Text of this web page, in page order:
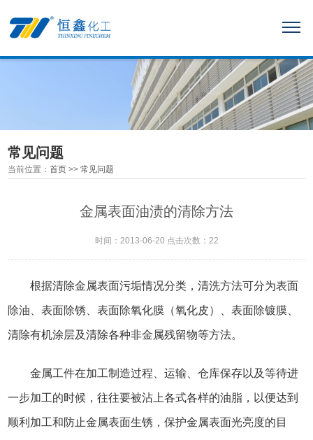
常见问题
当前位置：首页 >>常见问题
金属表面油渍的清除方法
时间：2013-06-20 点击次数：22
根据清除金属表面污垢情况分类，清洗方法可分为表面
除油、表面除锈、表面除氧化膜（氧化皮）、表面除镀膜、
清除有机涂层及清除各种非金属残留物等方法。
金属工件在加工制造过程、运输、仓库保存以及等待进
一步加工的时候，往往要被沾上各式各样的油脂，以便达到
顺利加工和防止金属表面生锈，保护金属表面光亮度的目